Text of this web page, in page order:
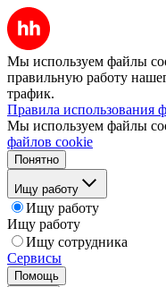
Мы используем файлы
правильную работу
трафик.
Правила использования
Мы используем файлы
файлов cookie
Понятно
Ищу работу
Ищу работу
Ищу работу
Ищу сотрудника
Сервисы
Помощь